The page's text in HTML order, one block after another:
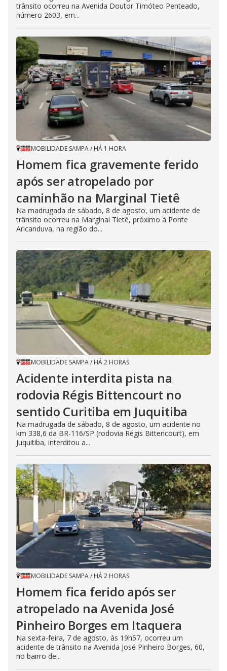
trânsito ocorreu na Avenida Doutor Timóteo Penteado,
número 2603, em...
MOBILIDADE SAMPA/ HÁ 1 HORA
Homem fica gravemente ferido
após ser atropelado por
caminhão na Marginal Tietê
Na madrugada de sábado, 8 de agosto, um acidente de
trânsito ocorreu na Marginal Tietê, próximo à Ponte
Aricanduva, na região do...
MOBILIDADE SAMPA/ HÁ 2 HORAS
Acidente interdita pista na
rodovia Régis Bittencourt no
sentido Curitiba em Juquitiba
Na madrugada de sábado, 8 de agosto, um acidente no
km 338,6 da BR-116/SP (rodovia Régis Bittencourt), em
Juquitiba, interditou a...
MOBILIDADE SAMPA/ HÁ 2 HORAS
Homem fica ferido após ser
atropelado na Avenida José
Pinheiro Borges em Itaquera
Na sexta-feira, 7 de agosto, às 19h57, ocorreu um
acidente de trânsito na Avenida José Pinheiro Borges, 60,
no bairro de...